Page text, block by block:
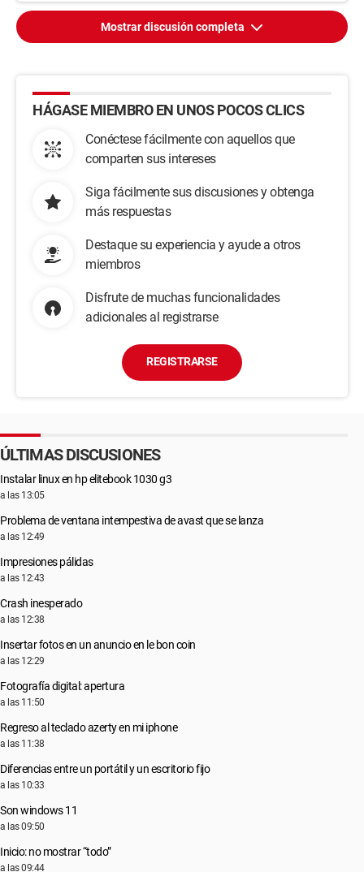
Mostrar discusión completa
HÁGASE MIEMBRO EN UNOS POCOS CLICS
Conéctese fácilmente con aquellos que
comparten sus intereses
Siga fácilmente sus discusiones y obtenga
más respuestas
Destaque su experiencia y ayude a otros
miembros
Disfrute de muchas funcionalidades
adicionales al registrarse
REGISTRARSE
ÚLTIMAS DISCUSIONES
Instalar linux en hp elitebook 1030 g3
a las 13:05
Problema de ventana intempestiva de avast que se lanza
a las 12:49
Impresiones pálidas
a las 12:43
Crash inesperado
a las 12:38
Insertar fotos en un anuncio en le bon coin
a las 12:29
Fotografía digital: apertura
a las 11:50
Regreso al teclado azerty en mi iphone
a las 11:38
Diferencias entre un portátil y un escritorio fijo
a las 10:33
Son windows 11
a las 09:50
Inicio: no mostrar “todo”
a las 09:44